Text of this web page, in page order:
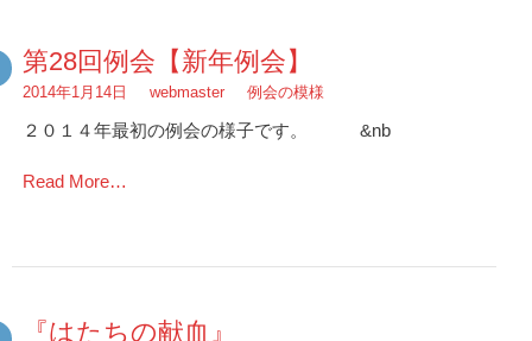
第28回例会【新年例会】
2014年1月14日 webmaster 例会の模様
２０１４年最初の例会の様子です。 &nb
Read More…
『はたちの献血』